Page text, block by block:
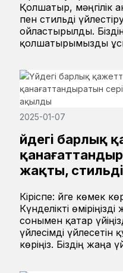
Қолшатыр, мәңгілік
пен стильді
ойластырылды.
қолшатырымызды
2025-01-07
Үйдегі барлық
жақты,
Кіріспе: Үйге көмек
Күнделікті
сонымен қатар
үйлесімді үйлесетін
көріңіз. Біздің жаңа